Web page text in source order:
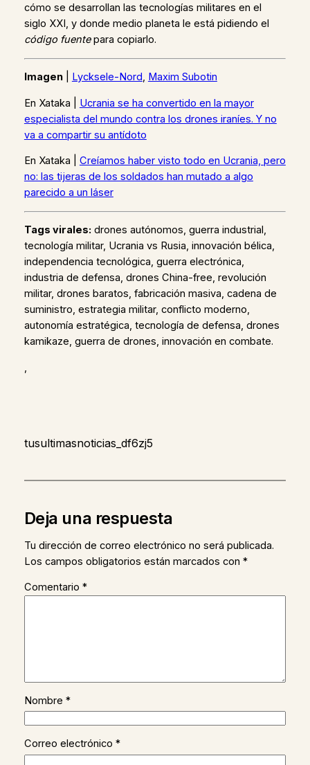
cómo se desarrollan las tecnologías militares en el
siglo XXI, y donde medio planeta le está pidiendo el
código fuentepara copiarlo.
Imagen| Lycksele-Nord, Maxim Subotin
En Xataka | Ucrania se ha convertido en la mayor
especialista del mundo contra los drones iraníes. Y no
va a compartir su antídoto
En Xataka | Creíamos haber visto todo en Ucrania, pero
no: las tijeras de los soldados han mutado a algo
parecido a un láser
Tags virales: drones autónomos, guerra industrial,
tecnología militar, Ucrania vs Rusia, innovación bélica,
independencia tecnológica, guerra electrónica,
industria de defensa, drones China-free, revolución
militar, drones baratos, fabricación masiva, cadena de
suministro, estrategia militar, conflicto moderno,
autonomía estratégica, tecnología de defensa, drones
kamikaze, guerra de drones, innovación en combate.
,
tusultimasnoticias_df6zj5
Deja una respuesta
Tu dirección de correo electrónico no será publicada.
Los campos obligatorios están marcados con *
Comentario *
Nombre *
Correo electrónico *